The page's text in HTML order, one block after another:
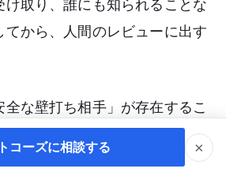
け取り、誰にも知られることな
てから、人間のレビューに出す
全な壁打ち相手」が存在するこ
の精神的な負担を大きく軽減し
ずに新しい書き方に挑戦できる
コーズに相談する ×